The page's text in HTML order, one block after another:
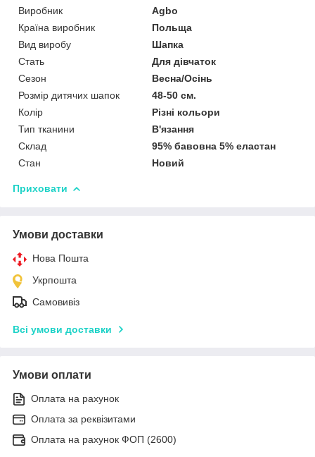
Виробник
Agbo
Країна виробник
Польща
Вид виробу
Шапка
Стать
Для дівчаток
Сезон
Весна/Осінь
Розмір дитячих шапок
48-50 см.
Колір
Різні кольори
Тип тканини
В'язання
Склад
95% бавовна 5% еластан
Стан
Новий
Приховати
Умови доставки
Нова Пошта
Укрпошта
Самовивіз
Всі умови доставки
Умови оплати
Оплата на рахунок
Оплата за реквізитами
Оплата на рахунок ФОП (2600)